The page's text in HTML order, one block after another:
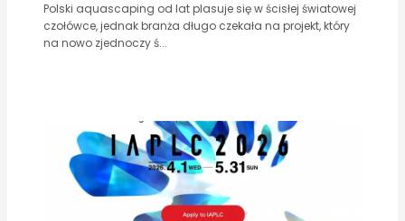
Polski aquascaping od lat plasuje się w ścisłej światowej
czołówce, jednak branża długo czekała na projekt, który
na nowo zjednoczy ś...